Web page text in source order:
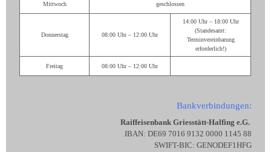
Mittwoch geschlossen
Donnerstag 08:00 Uhr – 12:00 Uhr
14:00 Uhr – 18:00 Uhr
(Standesamt:
Terminvereinbarung
erforderlich!)
Freitag 08:00 Uhr – 12:00 Uhr
Bankverbindungen:
Raiffeisenbank Griesstätt-Halfing e.G.
IBAN: DE69 7016 9132 0000 1145 88
SWIFT-BIC: GENODEF1HFG